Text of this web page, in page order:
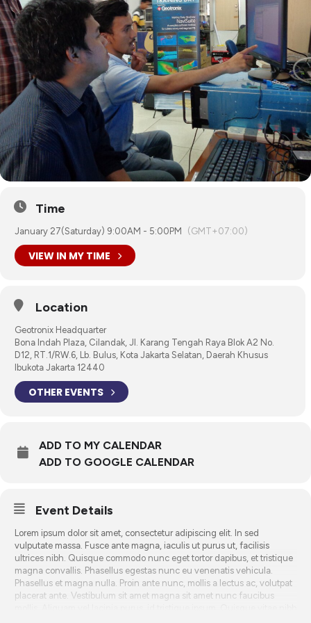
Time
January 27(Saturday) 9:00AM - 5:00PM (GMT+07:00)
VIEW IN MY TIME
Location
Geotronix Headquarter
Bona Indah Plaza, Cilandak, Jl. Karang Tengah Raya Blok A2 No.
D12, RT.1/RW.6, Lb. Bulus, Kota Jakarta Selatan, Daerah Khusus
Ibukota Jakarta 12440
OTHER EVENTS
ADD TO MY CALENDAR
ADD TO GOOGLE CALENDAR
Event Details
Lorem ipsum dolor sit amet, consectetur adipiscing elit. In sed
vulputate massa. Fusce ante magna, iaculis ut purus ut, facilisis
ultrices nibh. Quisque commodo nunc eget tortor dapibus, et tristique
magna convallis. Phasellus egestas nunc eu venenatis vehicula.
Phasellus et magna nulla. Proin ante nunc, mollis a lectus ac, volutpat
placerat ante. Vestibulum sit amet magna sit amet nunc faucibus